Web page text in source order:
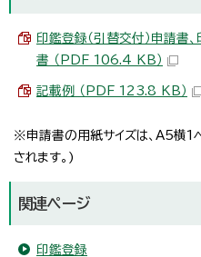
印鑑登録（引替交付）申請書
書 （PDF 106.4 KB）
記載例 （PDF 123.8 KB）
※申請書の用紙サイズは、A5横1
されます。)
関連ページ
印鑑登録